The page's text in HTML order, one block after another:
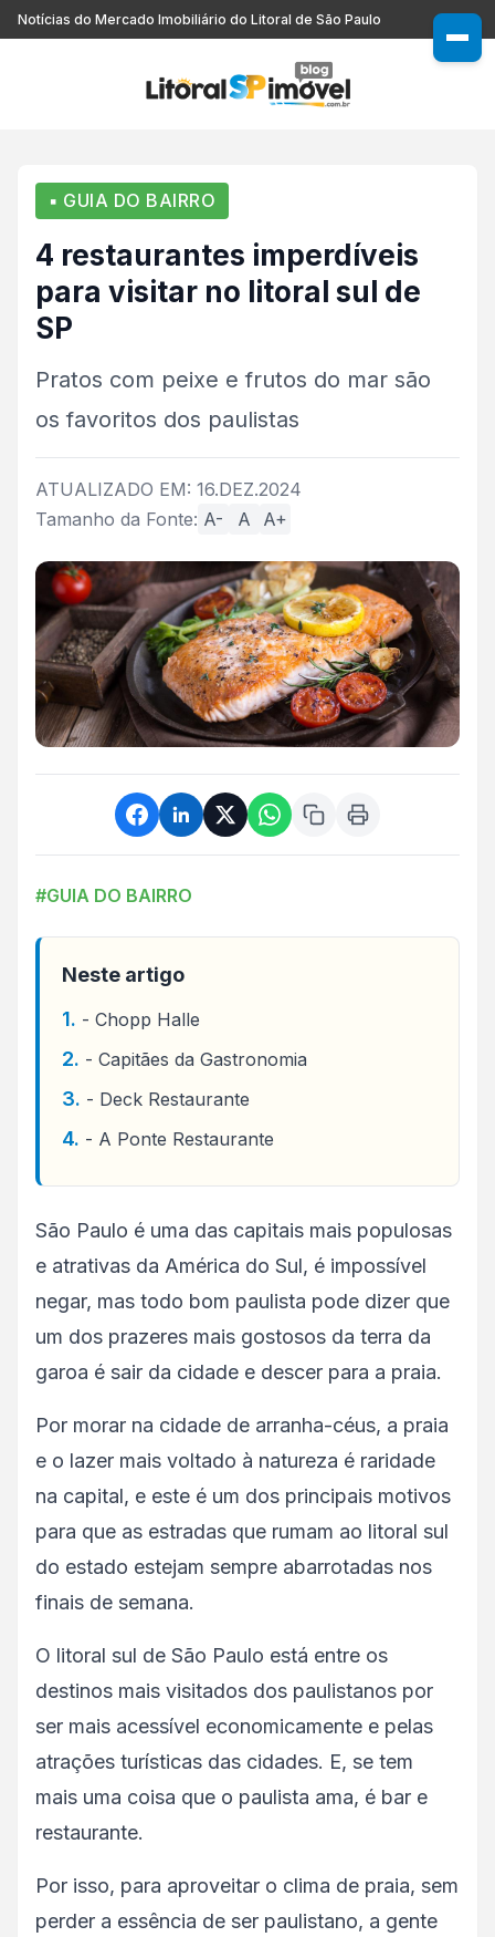
Notícias do Mercado Imobiliário do Litoral de São Paulo
▪ GUIA DO BAIRRO
4 restaurantes imperdíveis
para visitar no litoral sul de
SP
Pratos com peixe e frutos do mar são
os favoritos dos paulistas
ATUALIZADO EM: 16.DEZ.2024
Tamanho da Fonte: A- A A+
#GUIA DO BAIRRO
Neste artigo
- Chopp Halle
- Capitães da Gastronomia
- Deck Restaurante
- A Ponte Restaurante
São Paulo é uma das capitais mais populosas
e atrativas da América do Sul, é impossível
negar, mas todo bom paulista pode dizer que
um dos prazeres mais gostosos da terra da
garoa é sair da cidade e descer para a praia.
Por morar na cidade de arranha-céus, a praia
e o lazer mais voltado à natureza é raridade
na capital, e este é um dos principais motivos
para que as estradas que rumam ao litoral sul
do estado estejam sempre abarrotadas nos
finais de semana.
O litoral sul de São Paulo está entre os
destinos mais visitados dos paulistanos por
ser mais acessível economicamente e pelas
atrações turísticas das cidades. E, se tem
mais uma coisa que o paulista ama, é bar e
restaurante.
Por isso, para aproveitar o clima de praia, sem
perder a essência de ser paulistano, a gente